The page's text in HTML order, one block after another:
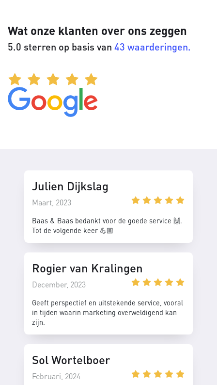
Wat onze klanten over ons zeggen
5.0 sterren op basis van 43 waarderingen.
Julien Dijkslag
Maart, 2023
Baas & Baas bedankt voor de goede service 🙌.
Tot de volgende keer 💪🏼
Rogier van Kralingen
December, 2023
Geeft perspectief en uitstekende service, vooral
in tijden waarin marketing overweldigend kan
zijn.
Sol Wortelboer
Februari, 2024